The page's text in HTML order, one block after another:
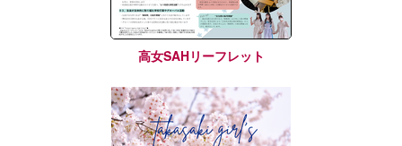
高女SAHリーフレット